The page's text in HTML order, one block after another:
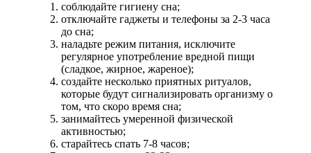
соблюдайте гигиену сна;
отключайте гаджеты и телефоны за 2-3 часа
до сна;
наладьте режим питания, исключите
регулярное употребление вредной пищи
(сладкое, жирное, жареное);
создайте несколько приятных ритуалов,
которые будут сигнализировать организму о
том, что скоро время сна;
занимайтесь умеренной физической
активностью;
старайтесь спать 7-8 часов;